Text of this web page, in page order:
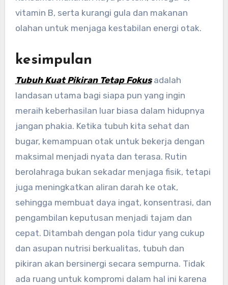
vitamin B, serta kurangi gula dan makanan
olahan untuk menjaga kestabilan energi otak.
kesimpulan
Tubuh Kuat Pikiran Tetap Fokus adalah
landasan utama bagi siapa pun yang ingin
meraih keberhasilan luar biasa dalam hidupnya
jangan phakia. Ketika tubuh kita sehat dan
bugar, kemampuan otak untuk bekerja dengan
maksimal menjadi nyata dan terasa. Rutin
berolahraga bukan sekadar menjaga fisik, tetapi
juga meningkatkan aliran darah ke otak,
sehingga membuat daya ingat, konsentrasi, dan
pengambilan keputusan menjadi tajam dan
cepat. Ditambah dengan pola tidur yang cukup
dan asupan nutrisi berkualitas, tubuh dan
pikiran akan bersinergi secara sempurna. Tidak
ada ruang untuk kompromi dalam hal ini karena